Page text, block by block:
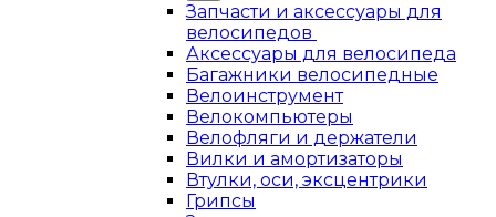
Запчасти и аксессуары для
велосипедов
Аксессуары для велосипеда
Багажники велосипедные
Велоинструмент
Велокомпьютеры
Велофляги и держатели
Вилки и амортизаторы
Втулки, оси, эксцентрики
Грипсы